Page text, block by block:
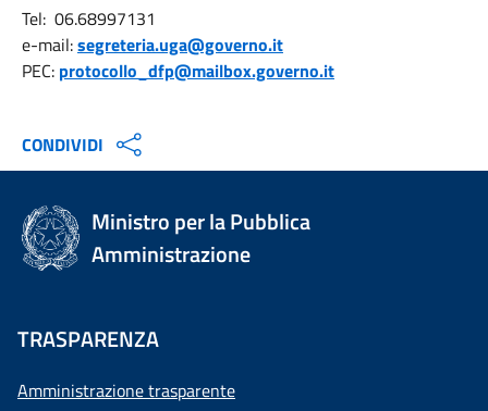
Tel: 06.68997131
e-mail:segreteria.uga@governo.it
PEC: protocollo_dfp@mailbox.governo.it
CONDIVIDI
Ministro per la Pubblica
Amministrazione
TRASPARENZA
Amministrazione trasparente